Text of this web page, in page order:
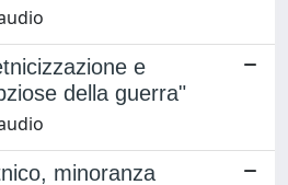
e
della guerra"
minoranza